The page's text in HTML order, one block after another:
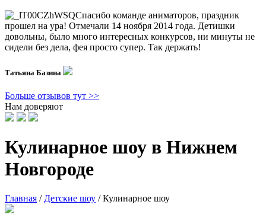
Спасибо команде аниматоров, праздник
прошел на ура! Отмечали 14 ноября 2014 года. Детишки
довольны, было много интересных конкурсов, ни минуты не
сидели без дела, фея просто супер. Так держать!
Татьяна Базина
Больше отзывов тут >>
Нам доверяют
Кулинарное шоу в Нижнем
Новгороде
Главная / Детские шоу /Кулинарное шоу